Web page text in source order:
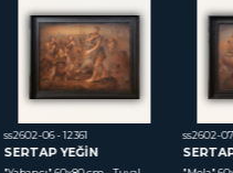
ss2602-06 - 12361
SERTAP YEĞİN
ss2602-07
SERTAP